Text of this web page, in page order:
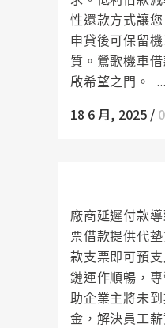
性還款方式讓
申貸後可保留
質。鶯歌機車
啟希望之門。 ...
18 6 月, 2025 /
廠商延遲付款
票借款提供代
款支票即可預
鏈運作順暢，
助企業主將未
金，解決員工